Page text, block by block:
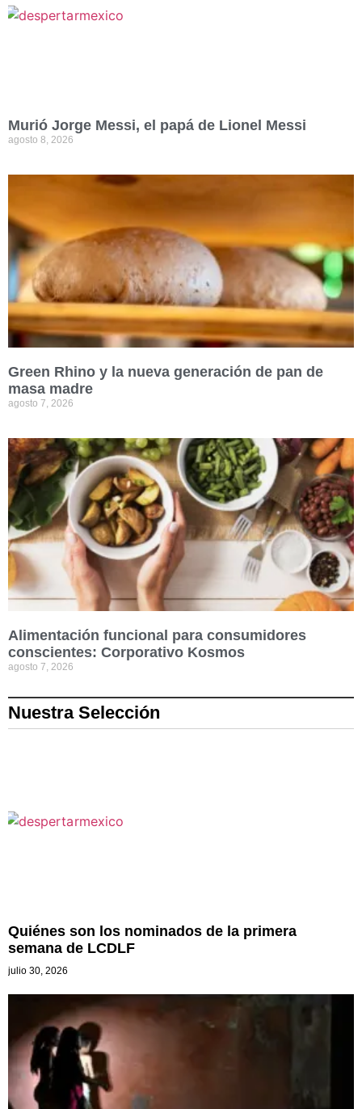
Murió Jorge Messi, el papá de Lionel Messi
agosto 8, 2026
Green Rhino y la nueva generación de pan de
masa madre
agosto 7, 2026
Alimentación funcional para consumidores
conscientes: Corporativo Kosmos
agosto 7, 2026
Nuestra Selección
Quiénes son los nominados de la primera
semana de LCDLF
julio 30, 2026